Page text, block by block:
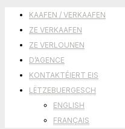
KAAFEN / VERKAAFEN
ZE VERKAAFEN
ZE VERLOUNEN
D’AGENCE
KONTAKTÉIERT EIS
LËTZEBUERGESCH
ENGLISH
FRANÇAIS